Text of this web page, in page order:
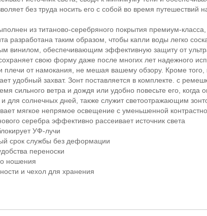
без труда носить его с собой во время
из титаново-серебряного покрытия премиум-
разработана таким образом, чтобы капли воды легко
винилом, обеспечивающим эффективную защиту от
свою форму даже после многих лет надежного
плечи от намокания, не мешая вашему обзору. Кроме того,
удобный захват. Зонт поставляется в комплекте. с
сильного ветра и дождя или удобно повесьте его, когда
для солнечных дней, также служит светоотражающим
мягкое непрямое освещение с уменьшенной
серебра эффективно рассеивает источник света
УФ-лучи
срок службы без деформации
переноски
ношения
и чехол для хранения